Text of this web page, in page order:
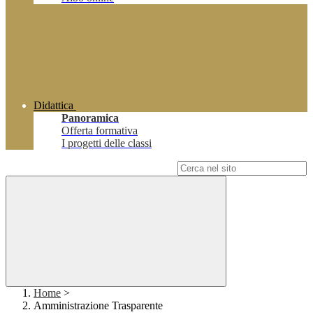
Didattica
Panoramica
Offerta formativa
I progetti delle classi
Home >
Amministrazione Trasparente